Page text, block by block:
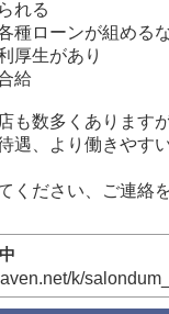
ナルティは一切ご
税金のみですので
いは銀行振込のみ
れる
種ローンが組める
厚生があり
給
も数多くあります
遇、より働きやす
ください、ご連絡
k/